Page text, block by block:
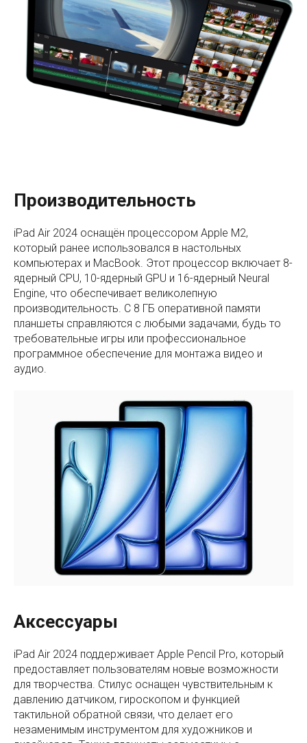
Производительность
iPad Air 2024 оснащён процессором Apple M2,
который ранее использовался в настольных
компьютерах и MacBook. Этот процессор включает 8-
ядерный CPU, 10-ядерный GPU и 16-ядерный Neural
Engine, что обеспечивает великолепную
производительность. С 8 ГБ оперативной памяти
планшеты справляются с любыми задачами, будь то
требовательные игры или профессиональное
программное обеспечение для монтажа видео и
аудио.
Аксессуары
iPad Air 2024 поддерживает Apple Pencil Pro, который
предоставляет пользователям новые возможности
для творчества. Стилус оснащен чувствительным к
давлению датчиком, гироскопом и функцией
тактильной обратной связи, что делает его
незаменимым инструментом для художников и